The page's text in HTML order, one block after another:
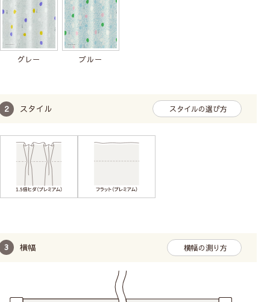
グレー ブルー
スタイル スタイルの選び方
横幅 横幅の測り方